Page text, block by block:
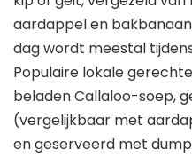
aardappel en
dag wordt meestal
Populaire lokale
beladen Callaloo-soep,
(vergelijkbaar met
en geserveerd met